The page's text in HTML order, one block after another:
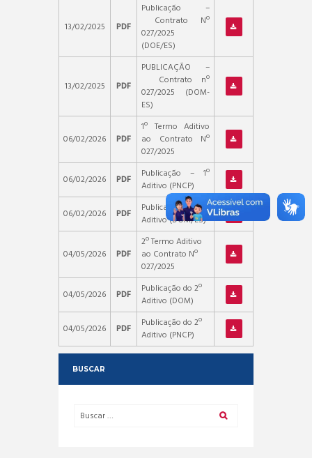
13/02/2025 PDF
Publicação –
Contrato Nº
027/2025
(DOE/ES)
13/02/2025 PDF
PUBLICAÇÃO –
Contrato nº
027/2025 (DOM-
ES)
06/02/2026 PDF
1º Termo Aditivo
ao Contrato Nº
027/2025
06/02/2026
PDF
Publicação – 1º
Aditivo (PNCP)
06/02/2026
PDF
Publicação – 1º
Aditivo (DOM/ES)
04/05/2026 PDF
2º Termo Aditivo
ao Contrato Nº
027/2025
04/05/2026
PDF
Publicação do 2º
Aditivo (DOM)
04/05/2026
PDF
Publicação do 2º
Aditivo (PNCP)
BUSCAR